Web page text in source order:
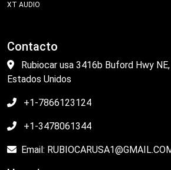
XT AUDIO
Contacto
Rubiocar usa 3416b Buford Hwy
Estados Unidos
+1-7866123124
+1-3478061344
Email: